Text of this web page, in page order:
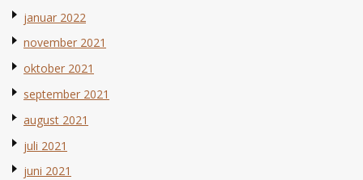
januar 2022
november 2021
oktober 2021
september 2021
august 2021
juli 2021
juni 2021